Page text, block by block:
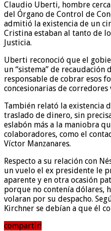
Claudio Uberti, hombre
del Órgano de Control de
admitió la existencia de un
Cristina estaban al tanto de
Justicia.
Uberti reconoció que el
un “sistema” de recaudación
responsable de cobrar esos
concesionarias de corredores
También relató la existencia
traslado de dinero, sin
eslabón más a la maniobra
colaboradores, como el
Víctor Manzanares.
Respecto a su relación con
un vuelo el ex presidente le
aparente y en otra ocasión
porque no contenía dólares,
volaran por su despacho.
Kirchner se debían a que él
compartir!